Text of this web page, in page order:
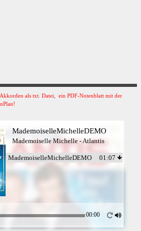
als txt. Datei, ein PDF-Notenblatt mit der
MademoiselleMichelleDEMO
Mademoiselle Michelle - Atlantis
MademoiselleMichelleDEMO 01:07
00:00